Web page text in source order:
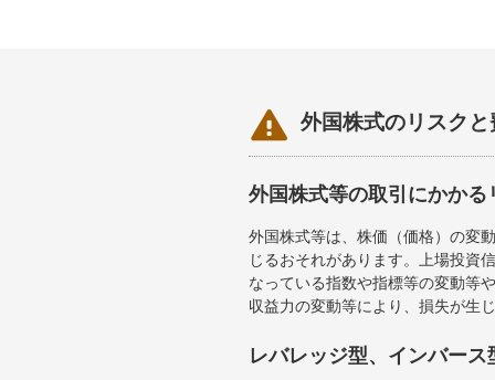
 外国株式のリスク
外国株式等の取引にかかる
外国株式等は、株価（価格）の変
じるおそれがあります。上場投資
なっている指数や指標等の変動等
収益力の変動等により、損失が生
レバレッジ型、インバー